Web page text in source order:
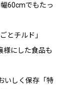
60cmでもたっ
ごとチルド」
様にした食品も
いしく保存「特